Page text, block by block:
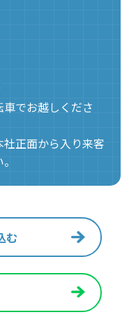
でお越しくださ
正面から入り来客
む